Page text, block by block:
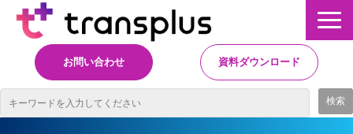
お問い合わせ 資料ダウンロード